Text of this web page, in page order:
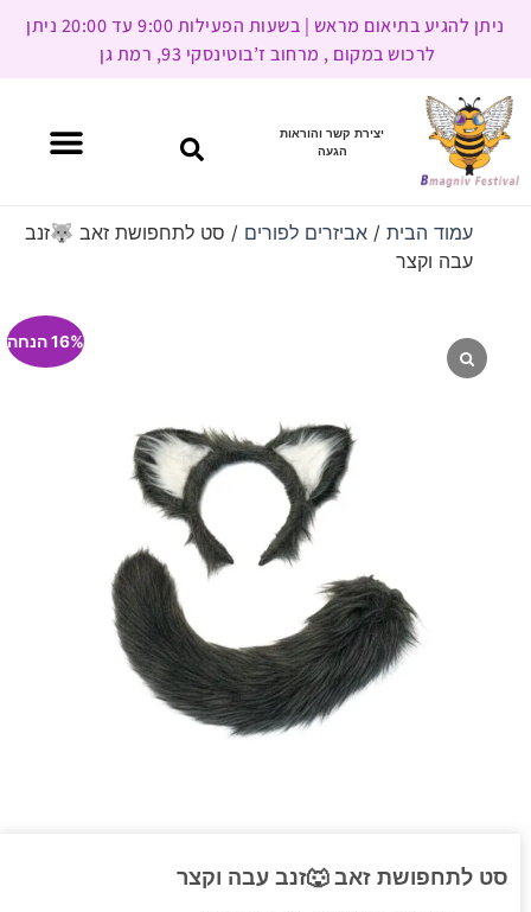
ניתן להגיע בתיאום מראש | בשעות הפעילות 9:00 עד 20:00 ניתן
לרכוש במקום , מרחוב ז’בוטינסקי 93, רמת גן
יצירת קשר והוראות
הגעה
עמוד הבית/ אביזרים לפורים / סט לתחפושת זאב 🐺זנב
עבה וקצר
16% הנחה
סט לתחפושת זאב 🐺זנב עבה וקצר